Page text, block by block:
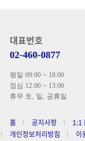
대표번호
02-460-0877
평일 09:00 ~ 18:00
점심 12:00 ~ 13:00
휴무 토, 일, 공휴일
홈 공지사항 1:1
개인정보처리방침
이